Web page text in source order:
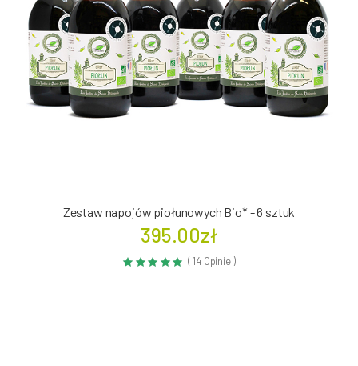
Zestaw napojów piołunowych Bio* - 6 sztuk
395.00zł
( 14 Opinie )